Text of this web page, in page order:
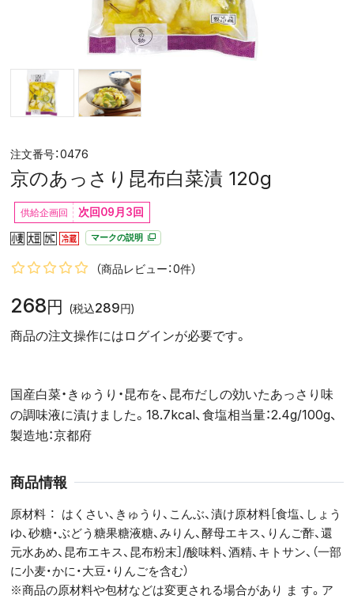
0476
京のあっさり昆布白菜漬 120g
次回09月3回
マークの説明
（商品レビュー：0件）
268円 (税込289円)
商品の注文操作にはログインが必要です。
国産白菜・きゅうり・昆布を、昆布だしの効いたあっさり味
の調味液に漬けました。18.7kcal、食塩相当量：2.4g/100g、
製造地：京都府
商品情報
原材料
はくさい、きゅうり、こんぶ、漬け原材料［食塩、しょう
ゆ、砂糖・ぶどう糖果糖液糖、みりん、酵母エキス、りんご酢、還
元水あめ、昆布エキス、昆布粉末］/酸味料、酒精、キトサン、（一部
に小麦・かに・大豆・りんごを含む）
※商品の原材料や包材などは変更される場合があり ま す。ア